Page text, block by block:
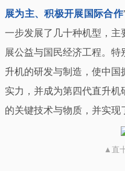
展为主、积极开展国际合作
一步发展了几十种机型，
展公益与国民经济工程。
升机的研发与制造，使中
实力，并成为第四代直升
的关键技术与物质，并实现
▲直